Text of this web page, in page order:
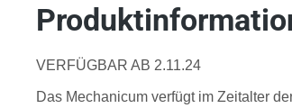
VERFÜGBAR AB 2.11.24
Das Mechanicum verfügt im Zeitalter